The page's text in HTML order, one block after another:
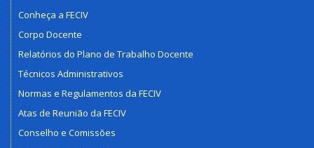
Conheça a FECIV
Corpo Docente
Relatórios do Plano de Trabalho Docente
Técnicos Administrativos
Normas e Regulamentos da FECIV
Atas de Reunião da FECIV
Conselho e Comissões